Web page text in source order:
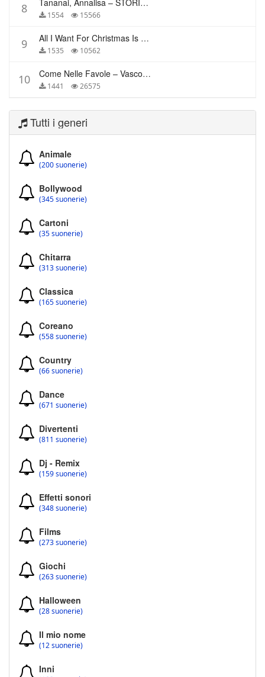
8 Tananai, Annalisa – STORIE BREVI
1554 15566
9 All I Want For Christmas Is You – Mariah Carey
1535 10562
10 Come Nelle Favole – Vasco Rossi
1441 26575
Tutti i generi
Animale
(200 suonerie)
Bollywood
(345 suonerie)
Cartoni
(35 suonerie)
Chitarra
(313 suonerie)
Classica
(165 suonerie)
Coreano
(558 suonerie)
Country
(66 suonerie)
Dance
(671 suonerie)
Divertenti
(811 suonerie)
Dj - Remix
(159 suonerie)
Effetti sonori
(348 suonerie)
Films
(273 suonerie)
Giochi
(263 suonerie)
Halloween
(28 suonerie)
Il mio nome
(12 suonerie)
Inni